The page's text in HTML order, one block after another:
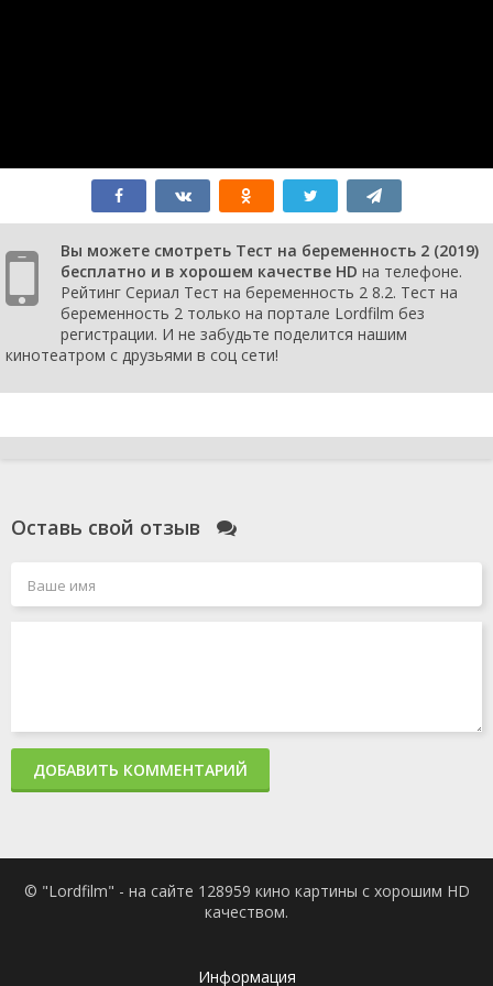
8
серия
1
сезон
7
серия
1
сезон
6
серия
1
серия
сезон
1
Вы можете смотреть Тест на беременность 2 (2019)
бесплатно и в хорошем качестве HD на телефоне.
Рейтинг Сериал Тест на беременность 2 8.2. Тест на
беременность 2 только на портале Lordfilm без
регистрации. И не забудьте поделится нашим
кинотеатром с друзьями в соц сети!
Оставь свой отзыв
ДОБАВИТЬ КОММЕНТАРИЙ
© "Lordfilm" - на сайте 128959 кино картины с хорошим HD
качеством.
Информация